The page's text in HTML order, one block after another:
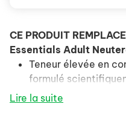
CE PRODUIT
Essentials Adult
Teneur élevée en
formulé
et améliore le
Lire la suite